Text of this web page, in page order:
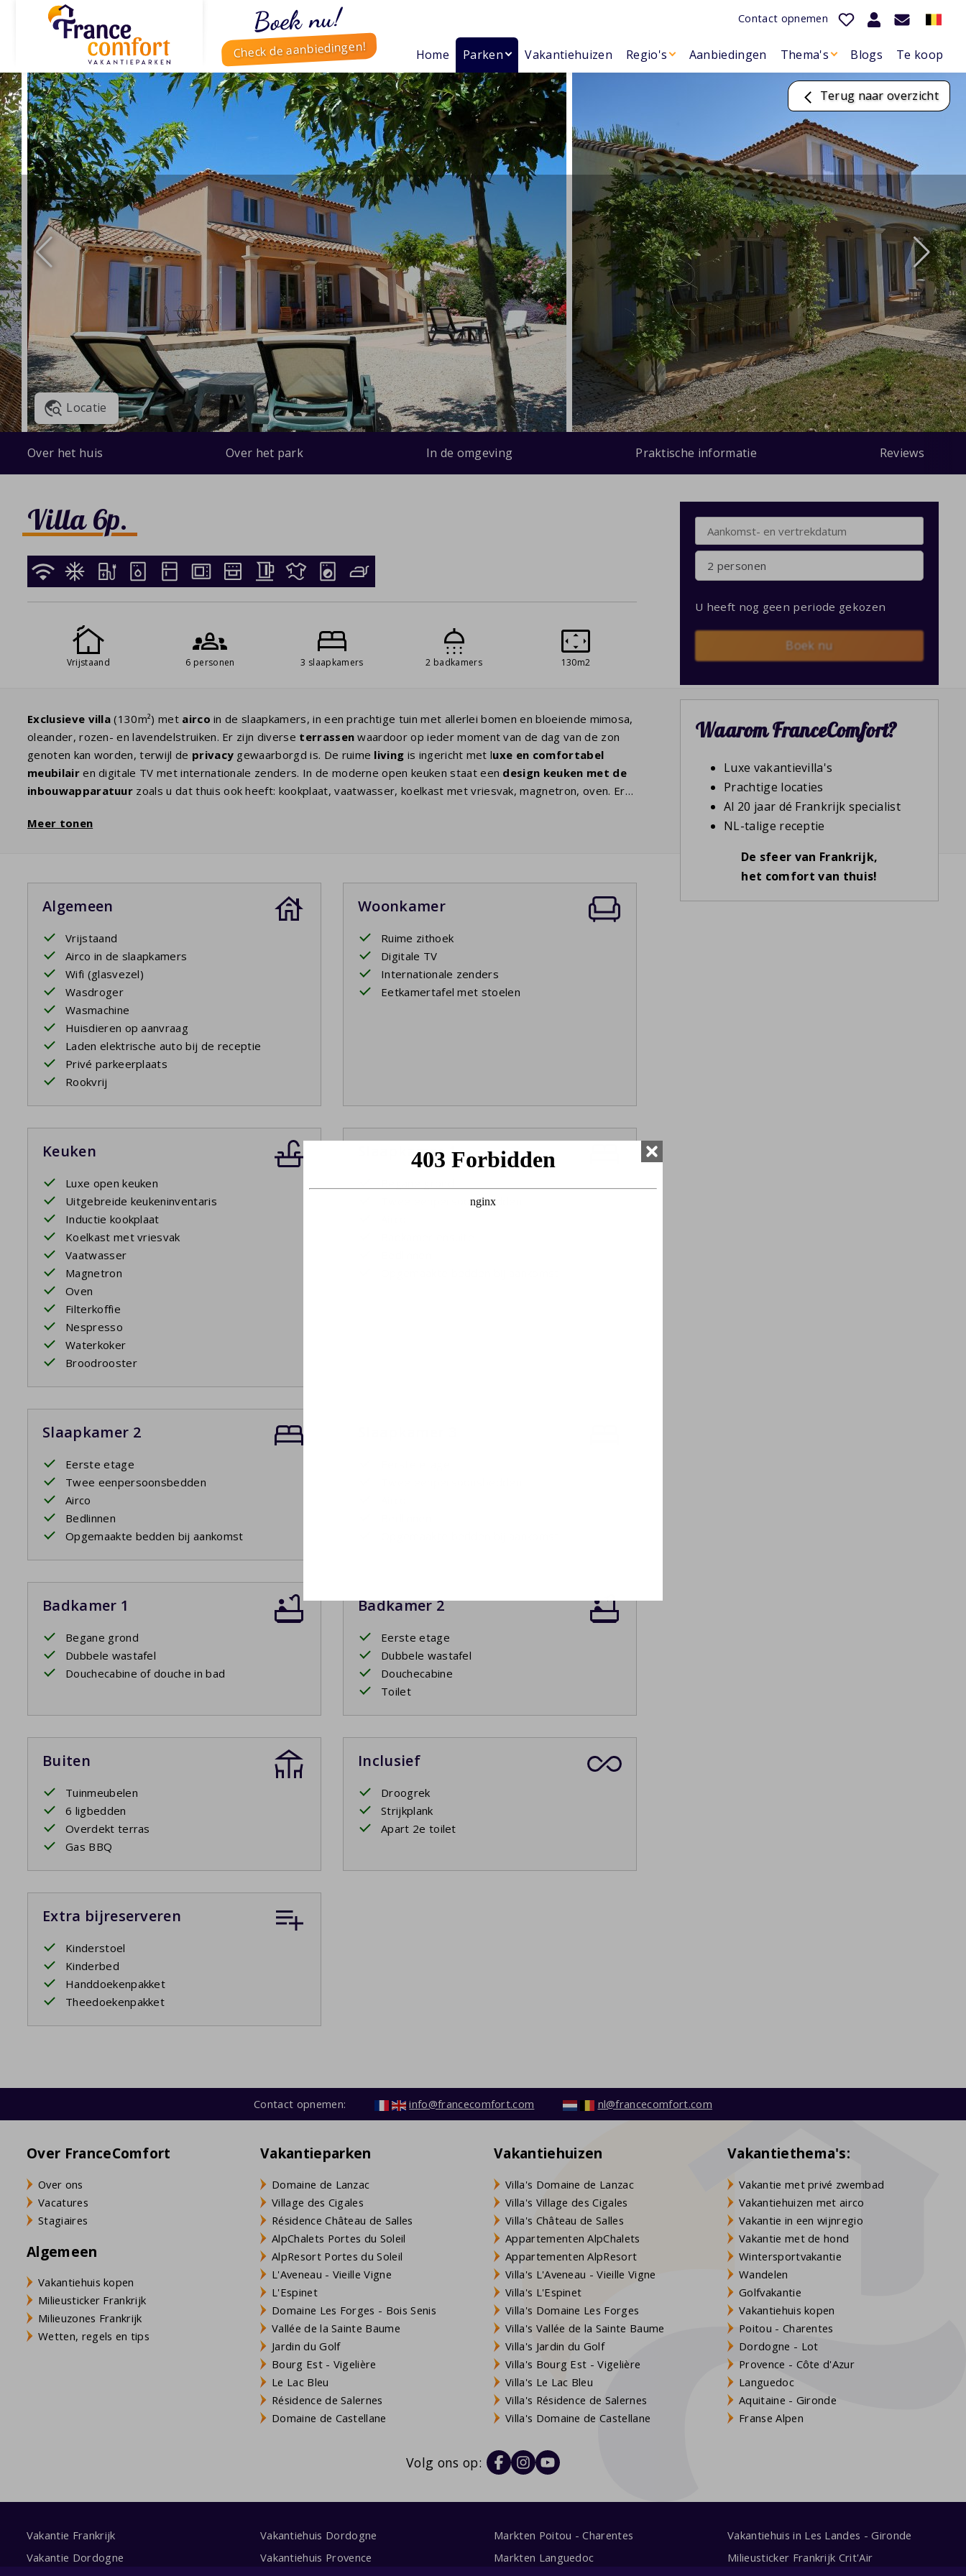
Boek nu!
Check de aanbiedingen!
Contact opnemen
Home Parken Vakantiehuizen Regio's Aanbiedingen Thema's Blogs Te koop
Terug naar overzicht
Locatie
Over het huis Over het park In de omgeving Praktische informatie Reviews
Villa 6p.
Vrijstaand 6 personen 3 slaapkamers 2 badkamers 130m2
Exclusieve villa (130m²) met airco in de slaapkamers, in een prachtige tuin met allerlei bomen en bloeiende mimosa,
oleander, rozen- en lavendelstruiken. Er zijn diverse terrassen waardoor op ieder moment van de dag van de zon
genoten kan worden, terwijl de privacy gewaarborgd is. De ruime living is ingericht met luxe en comfortabel
meubilairen digitale TV met internationale zenders. In de moderne open keuken staat een design keuken met de
inbouwapparatuur zoals u dat thuis ook heeft: kookplaat, vaatwasser, koelkast met vriesvak, magnetron, oven. Er
van een nieuwe vakantiedag. De masterbedroom met een
grond,wasmachineen droger. In de ruime tuin geniet u van het luxe tuinmeubilair metligbedden.
Uw verblijf is inclusief opgemaakte bedden.
Meer tonen
Algemeen
Vrijstaand
Airco in de slaapkamers
Wifi (glasvezel)
Wasdroger
Wasmachine
Huisdieren op aanvraag
Laden elektrische auto bij de receptie
Privé parkeerplaats
Rookvrij
Woonkamer
Ruime zithoek
Digitale TV
Internationale zenders
Eetkamertafel met stoelen
Keuken
Luxe open keuken
Uitgebreide keukeninventaris
Inductie kookplaat
Koelkast met vriesvak
Vaatwasser
Magnetron
Oven
Filterkoffie
Nespresso
Waterkoker
Broodrooster
Slaapkamer 1
Twee eenpersoonsbedden
Slaapkamer 2
Eerste etage
Twee eenpersoonsbedden
Airco
Bedlinnen
Opgemaakte bedden bij aankomst
Badkamer 1
Begane grond
Dubbele wastafel
Douchecabine of douche in bad
Badkamer 2
Eerste etage
Dubbele wastafel
Douchecabine
Toilet
Buiten
Tuinmeubelen
6 ligbedden
Overdekt terras
Gas BBQ
Inclusief
Droogrek
Strijkplank
Apart 2e toilet
Extra bijreserveren
Kinderstoel
Kinderbed
Handdoekenpakket
Theedoekenpakket
2 personen
U heeft nog geen periode gekozen
Boek nu
Waarom FranceComfort?
Luxe vakantievilla's
Prachtige locaties
Al 20 jaar dé Frankrijk specialist
NL-talige receptie
De sfeer van Frankrijk,
het comfort van thuis!
Contact opnemen: info@francecomfort.com nl@francecomfort.com
Over FranceComfort
Over ons
Vacatures
Stagiaires
Algemeen
Vakantiehuis kopen
Milieusticker Frankrijk
Milieuzones Frankrijk
Wetten, regels en tips
Vakantieparken
Domaine de Lanzac
Village des Cigales
Résidence Château de Salles
AlpChalets Portes du Soleil
AlpResort Portes du Soleil
L'Aveneau - Vieille Vigne
L'Espinet
Domaine Les Forges - Bois Senis
Vallée de la Sainte Baume
Jardin du Golf
Bourg Est - Vigelière
Le Lac Bleu
Résidence de Salernes
Domaine de Castellane
Vakantiehuizen
Villa's Domaine de Lanzac
Villa's Village des Cigales
Villa's Château de Salles
Appartementen AlpChalets
Appartementen AlpResort
Villa's L'Aveneau - Vieille Vigne
Villa's L'Espinet
Villa's Domaine Les Forges
Villa's Vallée de la Sainte Baume
Villa's Jardin du Golf
Villa's Bourg Est - Vigelière
Villa's Le Lac Bleu
Villa's Résidence de Salernes
Villa's Domaine de Castellane
Vakantiethema's:
Vakantie met privé zwembad
Vakantiehuizen met airco
Vakantie in een wijnregio
Vakantie met de hond
Wintersportvakantie
Wandelen
Golfvakantie
Vakantiehuis kopen
Poitou - Charentes
Dordogne - Lot
Provence - Côte d'Azur
Languedoc
Aquitaine - Gironde
Franse Alpen
Volg ons op:
Vakantie Frankrijk
Vakantie Dordogne
Vakantiehuis Dordogne
Vakantiehuis Provence
Markten Poitou - Charentes
Markten Languedoc
Vakantiehuis in Les Landes - Gironde
Milieusticker Frankrijk Crit'Air